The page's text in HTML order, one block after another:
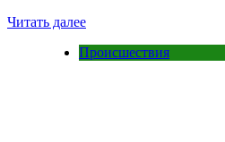
Читать далее
Происшествия